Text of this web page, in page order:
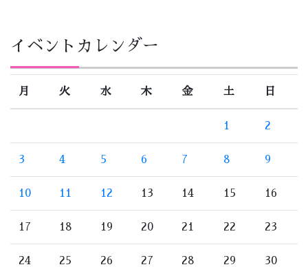
イベントカレンダー
月 火 水 木 金 土 日
1 2
3 4 5 6 7 8 9
10 11 12 13 14 15 16
17 18 19 20 21 22 23
24 25 26 27 28 29 30